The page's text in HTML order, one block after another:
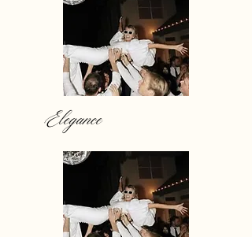
Elegance